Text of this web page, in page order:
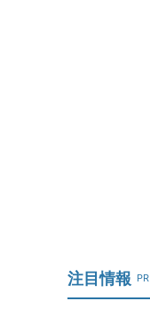
注目情報 PR